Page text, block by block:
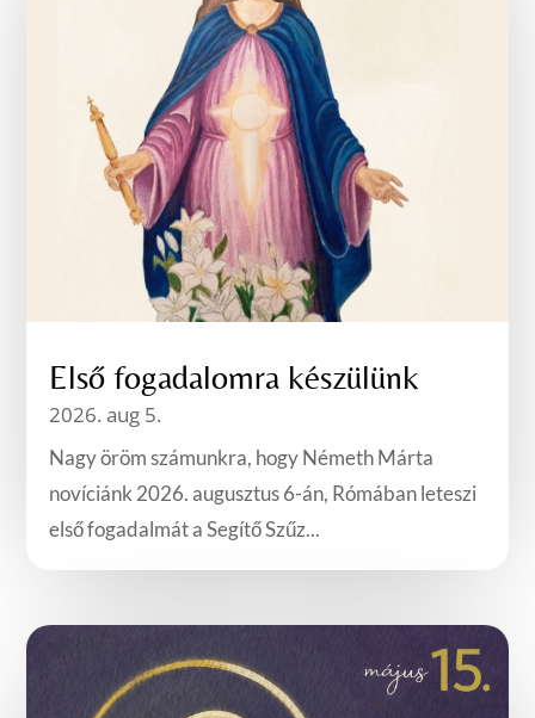
Első fogadalomra készülünk
2026. aug 5.
Nagy öröm számunkra, hogy Németh Márta
novíciánk 2026. augusztus 6-án, Rómában leteszi
első fogadalmát a Segítő Szűz...